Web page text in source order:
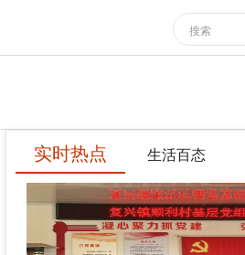
实时热点 生活百态